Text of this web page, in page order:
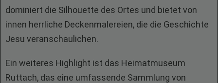
dominiert die Silhouette des Ortes und bietet von
innen herrliche Deckenmalereien, die die Geschichte
Jesu veranschaulichen.
Ein weiteres Highlight ist das Heimatmuseum
Ruttach, das eine umfassende Sammlung von